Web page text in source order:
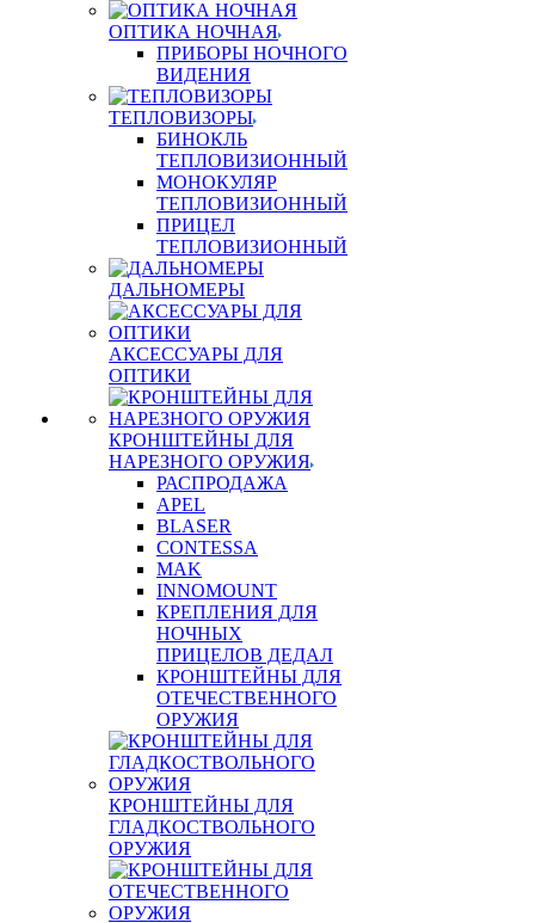
ОПТИКА НОЧНАЯ
ПРИБОРЫ НОЧНОГО
ВИДЕНИЯ
ТЕПЛОВИЗОРЫ
БИНОКЛЬ
ТЕПЛОВИЗИОННЫЙ
МОНОКУЛЯР
ТЕПЛОВИЗИОННЫЙ
ПРИЦЕЛ
ТЕПЛОВИЗИОННЫЙ
ДАЛЬНОМЕРЫ
АКСЕССУАРЫ ДЛЯ
ОПТИКИ
КРОНШТЕЙНЫ ДЛЯ
НАРЕЗНОГО ОРУЖИЯ
РАСПРОДАЖА
APEL
BLASER
CONTESSA
MAK
INNOMOUNT
КРЕПЛЕНИЯ ДЛЯ
НОЧНЫХ
ПРИЦЕЛОВ ДЕДАЛ
КРОНШТЕЙНЫ ДЛЯ
ОТЕЧЕСТВЕННОГО
ОРУЖИЯ
КРОНШТЕЙНЫ ДЛЯ
ГЛАДКОСТВОЛЬНОГО
ОРУЖИЯ